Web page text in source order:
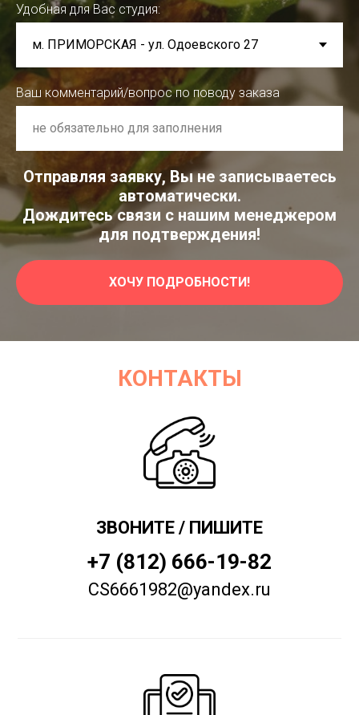
Удобная для Вас студия:
Ваш комментарий/вопрос по поводу заказа
Отправляя заявку, Вы не записываетесь
автоматически.
Дождитесь связи с нашим менеджером
для подтверждения!
ХОЧУ ПОДРОБНОСТИ!
КОНТАКТЫ
ЗВОНИТЕ / ПИШИТЕ
+7 (812) 666-19-82
CS6661982@yandex.ru